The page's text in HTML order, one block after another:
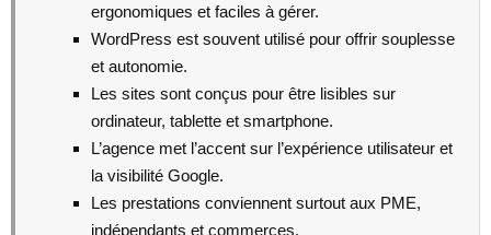
ergonomiques et faciles à gérer.
WordPress est souvent utilisé pour offrir souplesse
et autonomie.
Les sites sont conçus pour être lisibles sur
ordinateur, tablette et smartphone.
L’agence met l’accent sur l’expérience utilisateur et
la visibilité Google.
Les prestations conviennent surtout aux PME,
indépendants et commerces.